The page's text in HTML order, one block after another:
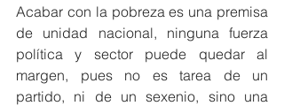
Acabar con la pobreza es una premisa
de unidad nacional, ninguna fuerza
política y sector puede quedar al
margen, pues no es tarea de un
partido, ni de un sexenio, sino una